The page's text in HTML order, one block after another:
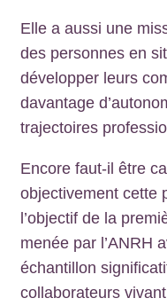
Elle a aussi une
des personnes en
développer leurs
davantage
trajectoires
Encore faut-il être
objectivement cette
l’objectif de la
menée par l’ANRH
échantillon
collaborateurs